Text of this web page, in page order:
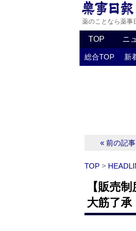
薬のことなら薬事
TOP ニ
総合TOP 新
« 前の記事
TOP >
【販売
大筋了承